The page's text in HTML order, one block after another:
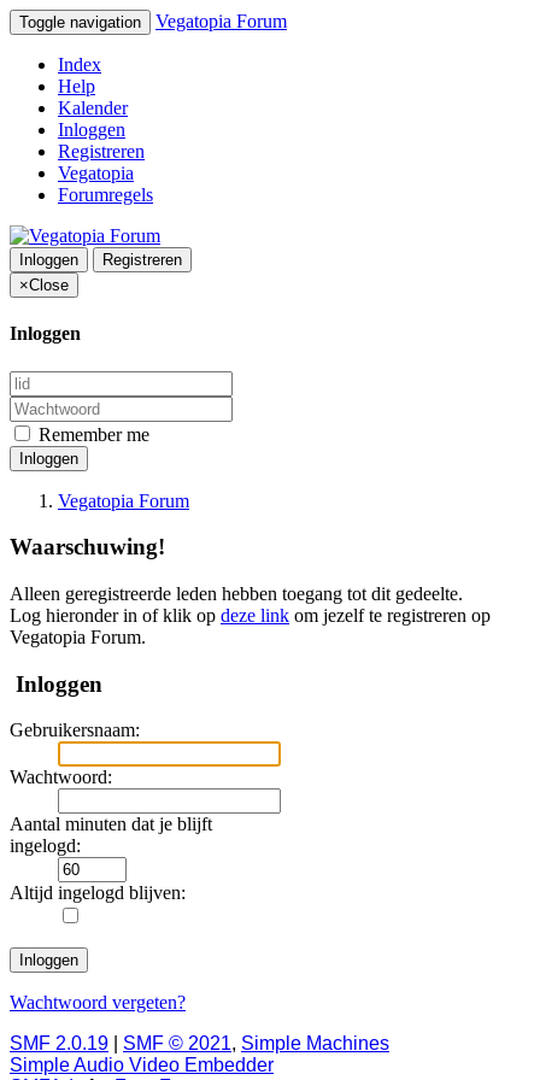
Toggle navigation Vegatopia Forum
Index
Help
Kalender
Inloggen
Registreren
Vegatopia
Forumregels
Inloggen
Registreren
×Close
Inloggen
Remember me
Inloggen
Vegatopia Forum
Waarschuwing!
Alleen geregistreerde leden hebben toegang tot dit gedeelte.
Log hieronder in of klik op deze link om jezelf te registreren op
Vegatopia Forum.
Inloggen
Gebruikersnaam:
Wachtwoord:
Aantal minuten dat je blijft
ingelogd:
Altijd ingelogd blijven:
Wachtwoord vergeten?
SMF 2.0.19
SMF © 2021, Simple Machines
Simple Audio Video Embedder